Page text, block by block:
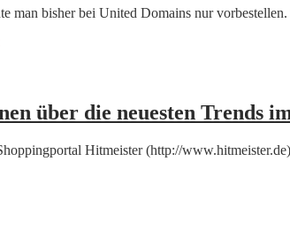
man bisher bei United Domains nur
über die neuesten Trends
Hitmeister (http://